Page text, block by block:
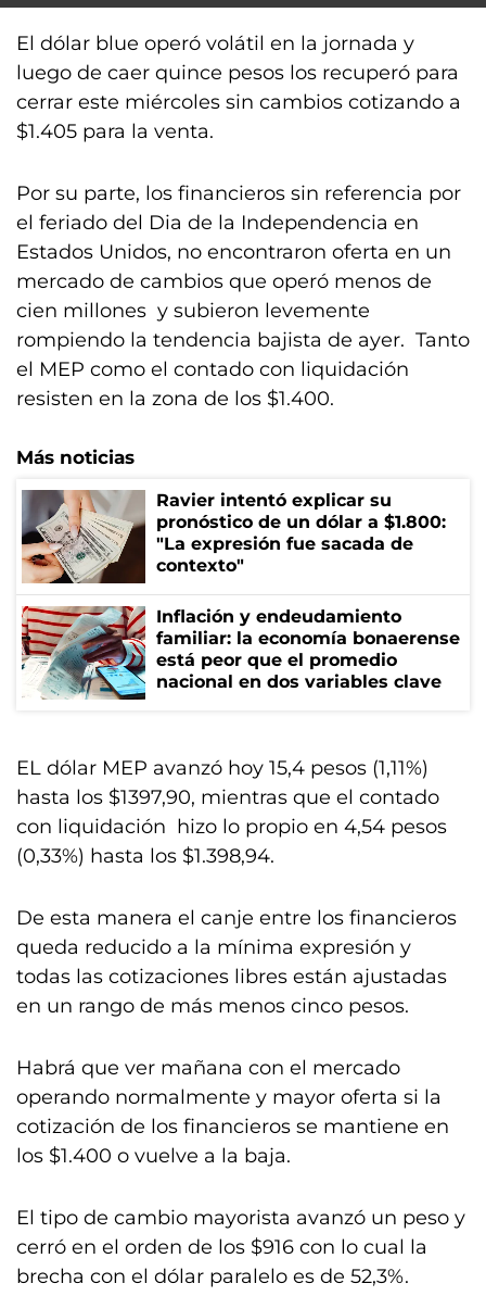
El dólar blue operó volátil en la jornada y
luego de caer quince pesos los recuperó para
cerrar este miércoles sin cambios cotizando a
$1.405 para la venta.
Por su parte, los financieros sin referencia por
el feriado del Dia de la Independencia en
Estados Unidos, no encontraron oferta en un
mercado de cambios que operó menos de
cien millones y subieron levemente
rompiendo la tendencia bajista de ayer. Tanto
el MEP como el contado con liquidación
resisten en la zona de los $1.400.
Más noticias
Ravier intentó explicar su
pronóstico de un dólar a $1.800:
"La expresión fue sacada de
contexto"
Inflación y endeudamiento
familiar: la economía bonaerense
está peor que el promedio
nacional en dos variables clave
EL dólar MEP avanzó hoy 15,4 pesos (1,11%)
hasta los $1397,90, mientras que el contado
con liquidación hizo lo propio en 4,54 pesos
(0,33%) hasta los $1.398,94.
De esta manera el canje entre los financieros
queda reducido a la mínima expresión y
todas las cotizaciones libres están ajustadas
en un rango de más menos cinco pesos.
Habrá que ver mañana con el mercado
operando normalmente y mayor oferta si la
cotización de los financieros se mantiene en
los $1.400 o vuelve a la baja.
El tipo de cambio mayorista avanzó un peso y
cerró en el orden de los $916 con lo cual la
brecha con el dólar paralelo es de 52,3%.